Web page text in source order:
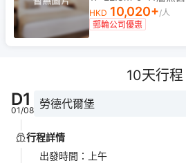
HKD 10,020+/人
郵輪公司優惠
10天行程
D1
01/08 勞德代爾堡
行程詳情
出發時間 ： 上午